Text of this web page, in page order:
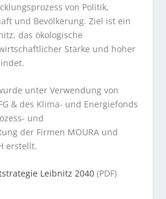
von Politik,
und Bevölkerung. Ziel ist ein
das ökologische
Stärke und hoher
unter Verwendung von
& des Klima- und Energiefonds
und
der Firmen MOURA und
erstellt.
Leibnitz 2040 (PDF)